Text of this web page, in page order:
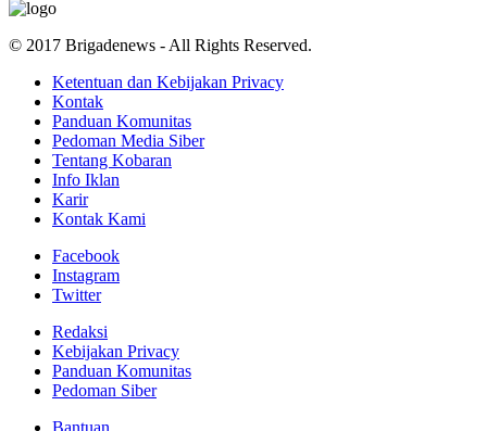
© 2017 Brigadenews - All Rights Reserved.
Ketentuan dan Kebijakan Privacy
Kontak
Panduan Komunitas
Pedoman Media Siber
Tentang Kobaran
Info Iklan
Karir
Kontak Kami
Facebook
Instagram
Twitter
Redaksi
Kebijakan Privacy
Panduan Komunitas
Pedoman Siber
Bantuan